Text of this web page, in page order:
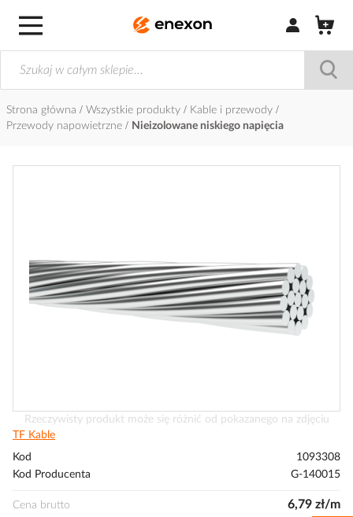
Zaloguj się /
Strona główna Wszystkie produkty
Kable i przewody
Przewody napowietrzne
Nieizolowane niskiego napięcia
Przejdź
na
początek
Rzeczywisty produkt może się różnić od pokazanego na zdjęciu
TF Kable
Kod
1093308
Kod Producenta
G-140015
Cena brutto 6,79 zł/m